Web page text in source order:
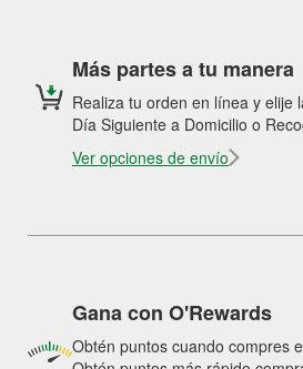
Más partes a tu manera
Realiza tu orden en línea y elije
Día Siguiente a Domicilio o
Ver opciones de envío
Gana con O'Rewards
Obtén puntos cuando compres